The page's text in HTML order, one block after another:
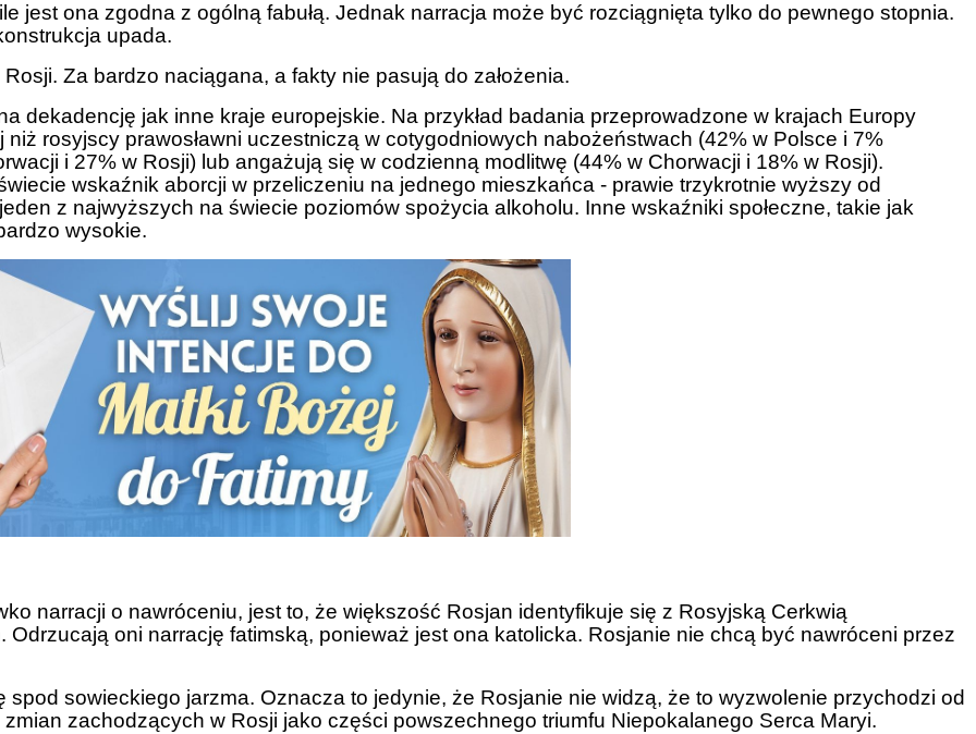
jest ona zgodna z ogólną fabułą. Jednak narracja może być rozciągnięta tylko do pewnego stopnia.
upada.
Za bardzo naciągana, a fakty nie pasują do założenia.
dekadencję jak inne kraje europejskie. Na przykład badania przeprowadzone w krajach Europy
rosyjscy prawosławni uczestniczą w cotygodniowych nabożeństwach (42% w Polsce i 7%
i 27% w Rosji) lub angażują się w codzienną modlitwę (44% w Chorwacji i 18% w Rosji).
wskaźnik aborcji w przeliczeniu na jednego mieszkańca - prawie trzykrotnie wyższy od
z najwyższych na świecie poziomów spożycia alkoholu. Inne wskaźniki społeczne, takie jak
wysokie.
narracji o nawróceniu, jest to, że większość Rosjan identyfikuje się z Rosyjską Cerkwią
Odrzucają oni narrację fatimską, ponieważ jest ona katolicka. Rosjanie nie chcą być nawróceni przez
sowieckiego jarzma. Oznacza to jedynie, że Rosjanie nie widzą, że to wyzwolenie przychodzi od
zachodzących w Rosji jako części powszechnego triumfu Niepokalanego Serca Maryi.